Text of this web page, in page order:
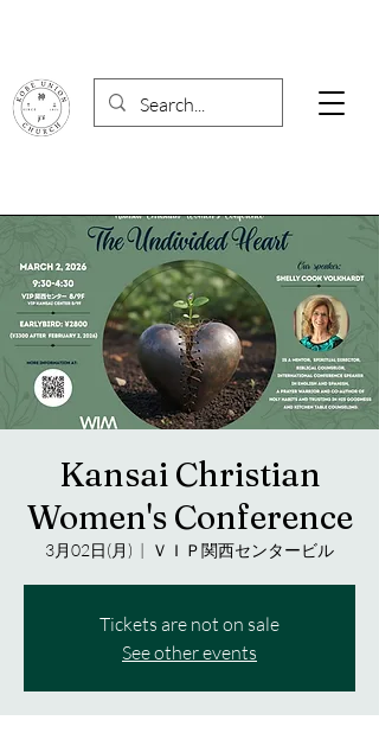
Kansai Christian
Women's Conference
3月02日(月)
  |
ＶＩＰ関西センタービル
Tickets are not on sale
See other events